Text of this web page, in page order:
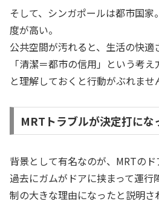
そして、シンガポールは都市国
度が高い。
公共空間が汚れると、生活の快適
「清潔＝都市の信用」という考え
と理解しておくと行動がぶれませ
MRTトラブルが決定打にな
背景として有名なのが、MRTのド
過去にガムがドアに挟まって運行
制の大きな理由になったと説明さ